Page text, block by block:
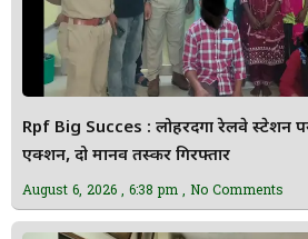
Rpf Big Succes : लोहरदगा रेलवे स्टेशन
एक्शन, दो मानव तस्कर गिरफ्तार
August 6, 2026 6:38 pm No Comments